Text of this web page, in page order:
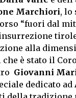
Marchiori, lo
“fuori dal
alla
che è stato il
Giovanni
dedicato ad